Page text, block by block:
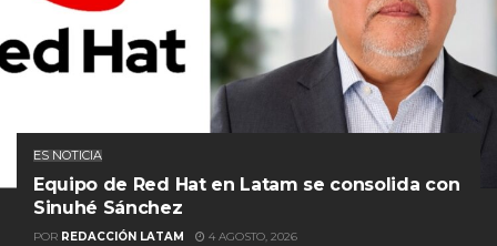
ES NOTICIA
Equipo de Red Hat en Latam se consolida con
Sinuhé Sánchez
POR REDACCIÓN LATAM 4 AGOSTO, 2026